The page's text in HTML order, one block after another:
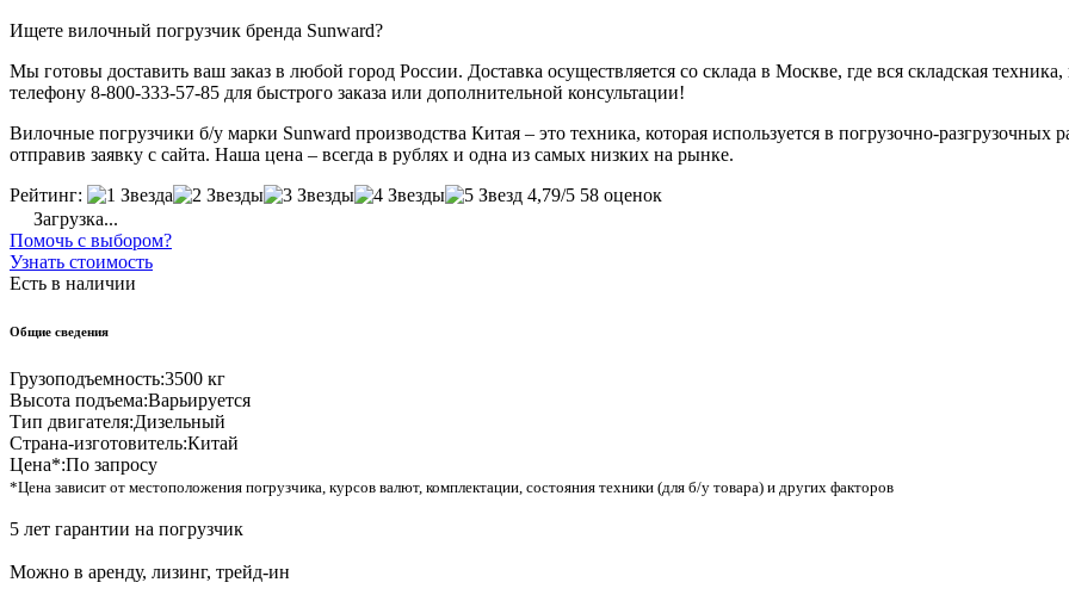
Ищете вилочный погрузчик бренда Sunward?
Мы готовы доставить ваш заказ в любой город России. Доставка осуществляется со склада в Москве, где вся складская
телефону 8-800-333-57-85 для быстрого заказа или дополнительной консультации!
Вилочные погрузчики б/у марки Sunward производства Китая – это техника, которая используется в погрузочно-
отправив заявку с сайта. Наша цена – всегда в рублях и одна из самых низких на рынке.
Рейтинг:
4,79/5 58 оценок
Загрузка...
Помочь с выбором?
Узнать стоимость
Есть в наличии
Общие сведения
Грузоподъемность:3500 кг
Высота подъема:Варьируется
Тип двигателя:Дизельный
Страна-изготовитель:Китай
Цена*:По запросу
*Цена зависит от местоположения погрузчика, курсов валют, комплектации, состояния техники (для б/у товара) и других факторов
5 лет гарантии на погрузчик
Можно в аренду, лизинг, трейд-ин